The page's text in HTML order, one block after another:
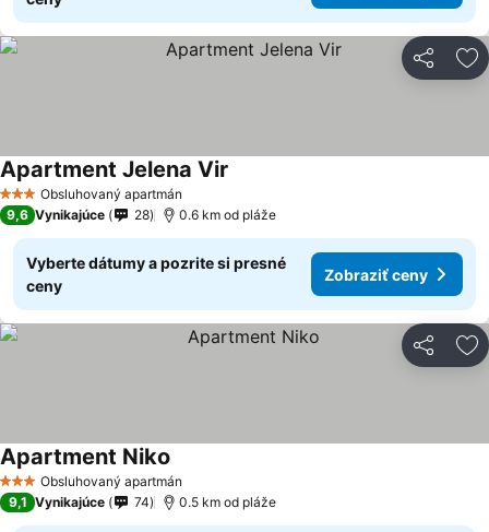
Zdieľať
3 Počet hviezdičiek
Obsluhovaný apartmán
Apartment Jelena Vir
9,6 Vynikajúce 28 0.6 km od pláže
Vyberte dátumy a pozrite si presné
ceny
Zobraziť ceny
Zdieľať
3 Počet hviezdičiek
Obsluhovaný apartmán
Apartment Niko
9,1 Vynikajúce 74 0.5 km od pláže